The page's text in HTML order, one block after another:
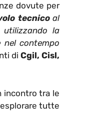
dovute per
tecnicoal
la
contempo
di Cgil, Cisl,
incontro tra le
tutte